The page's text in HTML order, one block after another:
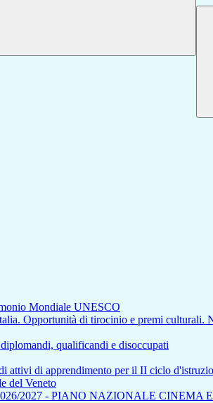
Mondiale UNESCO
Opportunità di tirocinio e premi culturali.
qualificandi e disoccupati
attivi di apprendimento per il II ciclo
del Veneto
2027 - PIANO NAZIONALE CINEMA